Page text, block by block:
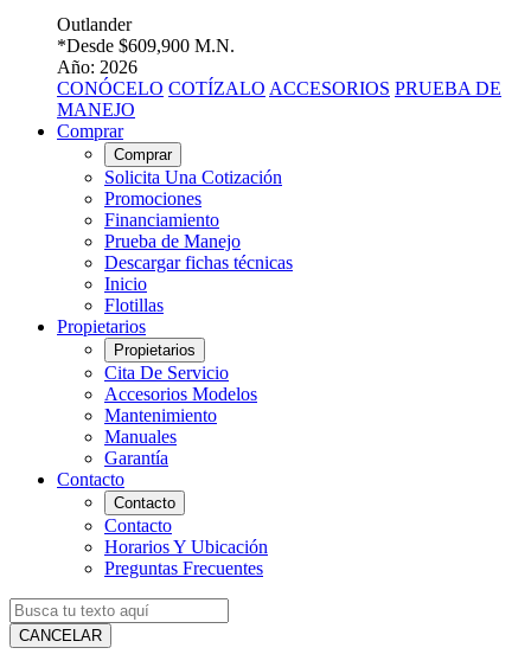
Outlander
*Desde $609,900 M.N.
Año: 2026
CONÓCELO COTÍZALO ACCESORIOS PRUEBA DE
MANEJO
Comprar
Comprar
Solicita Una Cotización
Promociones
Financiamiento
Prueba de Manejo
Descargar fichas técnicas
Inicio
Flotillas
Propietarios
Propietarios
Cita De Servicio
Accesorios Modelos
Mantenimiento
Manuales
Garantía
Contacto
Contacto
Contacto
Horarios Y Ubicación
Preguntas Frecuentes
CANCELAR